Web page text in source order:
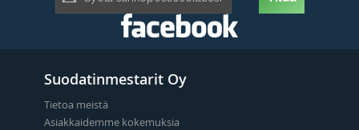
uutiskirje:
Suodatinmestarit Oy
Tietoa meistä
Asiakkaidemme kokemuksia